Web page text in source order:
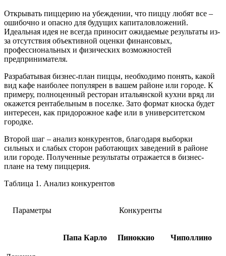
Открывать пиццерию на убеждении, что пиццу любят все –
ошибочно и опасно для будущих капиталовложений.
Идеальная идея не всегда приносит ожидаемые результаты из-
за отсутствия объективной оценки финансовых,
профессиональных и физических возможностей
предпринимателя.
Разрабатывая бизнес-план пиццы, необходимо понять, какой
вид кафе наиболее популярен в вашем районе или городе. К
примеру, полноценный ресторан итальянской кухни вряд ли
окажется рентабельным в поселке. Зато формат киоска будет
интересен, как придорожное кафе или в университетском
городке.
Второй шаг – анализ конкурентов, благодаря выборки
сильных и слабых сторон работающих заведений в районе
или городе. Полученные результаты отражается в бизнес-
плане на тему пиццерия.
Таблица 1. Анализ конкурентов
Параметры Конкуренты
Папа Карло Пиноккио Чиполлино